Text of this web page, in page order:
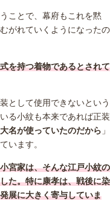
ことで、幕府もこれを黙
がれていくようになったの
を持つ着物であるとされて
として使用できないという
る小紋も本来であれば正装
名が使っていたのだから 」
います。
宮家は、そんな江戸小紋の
た。特に康孝は、戦後に染
展に大きく寄与していま